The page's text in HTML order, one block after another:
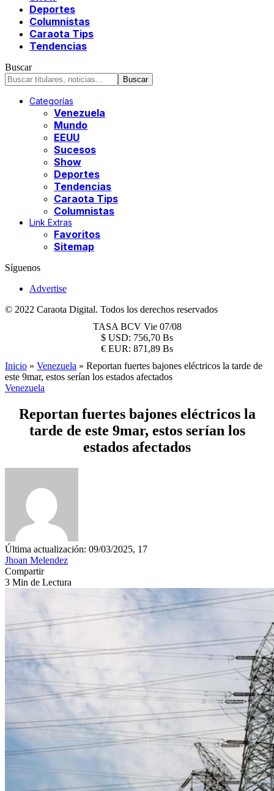
Deportes
Columnistas
Caraota Tips
Tendencias
Buscar
Categorías
Venezuela
Mundo
EEUU
Sucesos
Show
Deportes
Tendencias
Caraota Tips
Columnistas
Link Extras
Favoritos
Sitemap
Síguenos
Advertise
© 2022 Caraota Digital. Todos los derechos reservados
TASA BCV Vie 07/08
$ USD: 756,70 Bs
€ EUR: 871,89 Bs
Inicio » Venezuela » Reportan fuertes bajones eléctricos la tarde de
este 9mar, estos serían los estados afectados
Venezuela
Reportan fuertes bajones eléctricos la
tarde de este 9mar, estos serían los
estados afectados
Última actualización: 09/03/2025, 17
Jhoan Melendez
Compartir
3 Min de Lectura